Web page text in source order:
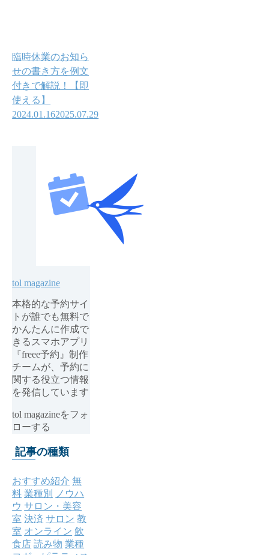
臨時休業のお知ら
せの書き方を例文
付きで解説！【即
使える】
2024.01.162025.07.29
tol magazine
本格的な予約サイ
トが誰でも無料で
かんたんに作成で
きるスマホアプリ
『freee予約』制作
チームが、予約に
関する役立つ情報
を発信しています
tol magazineをフォ
ローする
記事の種類
おすすめ紹介 無
料 業種別
ノウハ
ウ サロン・美容
室 決済 サロン 教
室 オンライン 飲
食店 読み物 業種